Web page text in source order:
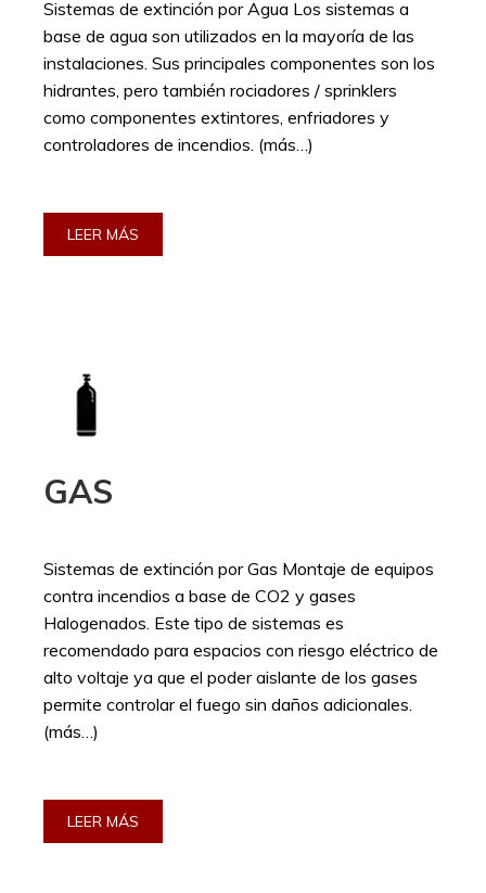
Sistemas de extinción por Agua Los sistemas a
base de agua son utilizados en la mayoría de las
instalaciones. Sus principales componentes son los
hidrantes, pero también rociadores / sprinklers
como componentes extintores, enfriadores y
controladores de incendios. (más…)
LEER MÁS
GAS
Sistemas de extinción por Gas Montaje de equipos
contra incendios a base de CO2 y gases
Halogenados. Este tipo de sistemas es
recomendado para espacios con riesgo eléctrico de
alto voltaje ya que el poder aislante de los gases
permite controlar el fuego sin daños adicionales.
(más…)
LEER MÁS